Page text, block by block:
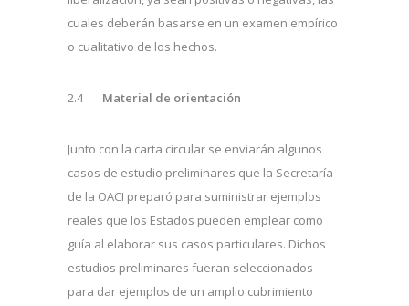
cuales deberán basarse en un examen empírico
o cualitativo de los hechos.
2.4 Material de orientación
Junto con la carta circular se enviarán algunos
casos de estudio preliminares que la Secretaría
de la OACI preparó para suministrar ejemplos
reales que los Estados pueden emplear como
guía al elaborar sus casos particulares. Dichos
estudios preliminares fueran seleccionados
para dar ejemplos de un amplio cubrimiento